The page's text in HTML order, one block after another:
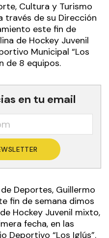
Cultura y Turismo
través de su Dirección
este fin de
de Hockey Juvenil
Municipal “Los
de 8 equipos.
en tu email
Deportes, Guillermo
fin de semana dimos
Hockey Juvenil mixto,
fecha, en las
Deportivo “Los Iglús”.